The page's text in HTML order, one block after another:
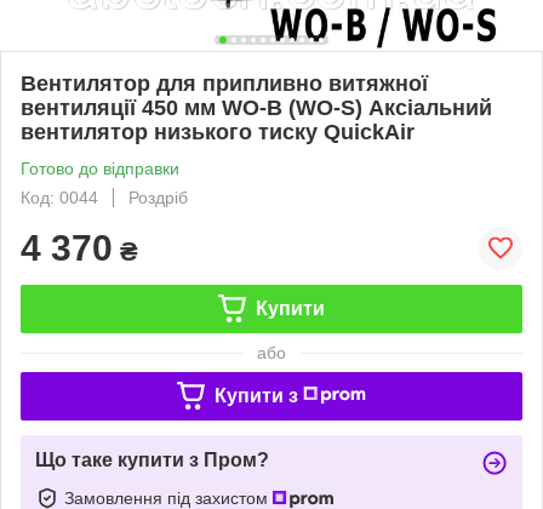
Вентилятор для припливно витяжної
вентиляції 450 мм WO-B (WO-S) Аксіальний
вентилятор низького тиску QuickAir
Готово до відправки
Код: 0044
Роздріб
4 370 ₴
Купити
або
Купити з
Що таке купити з Пром?
Замовлення під захистом